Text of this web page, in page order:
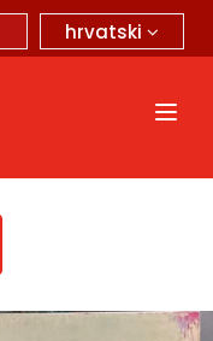
hrvatski